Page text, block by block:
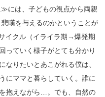
には、子どもの視点から両親
嘆を与えるのかということが
イクル（イライラ期→爆発期
ていく様子がとても分かり
なりたいとあこがれる僕は、
にママと暮らしていく。誰に
抱えながら…。でも、自然の